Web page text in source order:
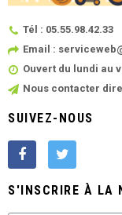
Tél : 05.55.98.42.33
Email :
Ouvert du lundi au
Nous contacter
SUIVEZ-NOUS
S'INSCRIRE À LA